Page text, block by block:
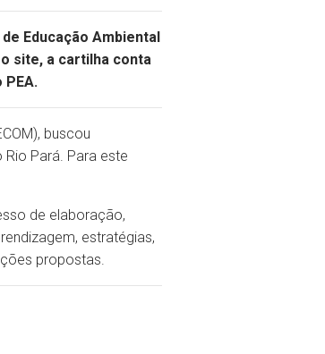
Educação Ambiental
site, a cartilha conta
buscou
Pará. Para este
de elaboração,
estratégias,
propostas.